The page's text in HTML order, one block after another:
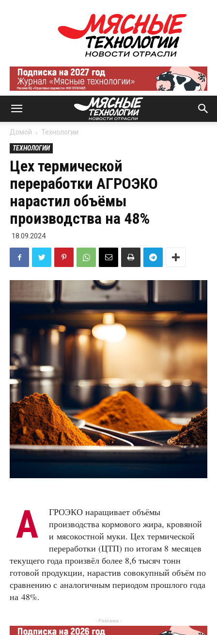
Мясные
технологии
|
Новости
отрасли
Домой Технологии
ТЕХНОЛОГИИ
Цех термической
переработки АГРОЭКО
нарастил объёмы
производства на 48%
18.09.2024
А
ГРОЭКО наращивает объёмы
производства кормового жира, кровяной
и мясокостной муки. Цех термической
переработки (ЦТП) по итогам 8 месяцев
текущего года произвёл более 8,6 тысяч тонн
готовой продукции, нарастив совокупный объём по
сравнению с аналогичным периодом прошлого года
на 48%.
- Реклама -